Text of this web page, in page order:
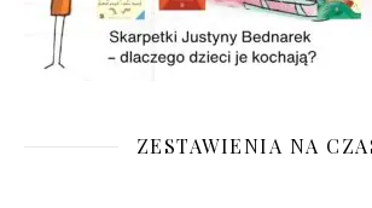
ZESTAWIENIA NA